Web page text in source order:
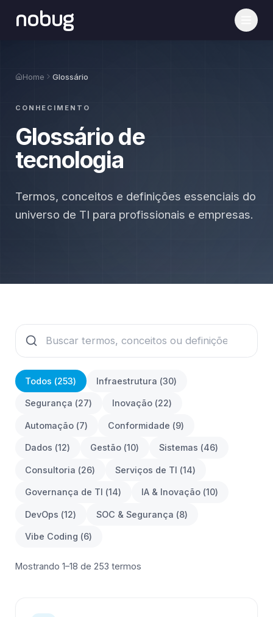
nobug
Home Glossário
CONHECIMENTO
Glossário de
tecnologia
Termos, conceitos e definições essenciais do
universo de TI para profissionais e empresas.
Todos (253) Infraestrutura (30)
Segurança (27) Inovação (22)
Automação (7) Conformidade (9)
Dados (12) Gestão (10) Sistemas (46)
Consultoria (26) Serviços de TI (14)
Governança de TI (14) IA & Inovação (10)
DevOps (12) SOC & Segurança (8)
Vibe Coding (6)
Mostrando 1–18 de 253 termos